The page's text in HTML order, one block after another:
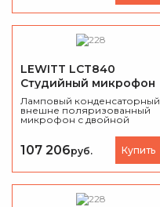
LEWITT LCT840
Студийный микрофон
Ламповый конденсаторный
внешне поляризованный
микрофон с двойной
107 206руб. Купить